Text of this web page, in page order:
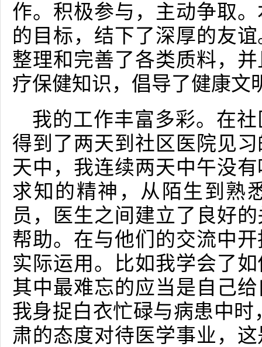
作。积极参与，主动争取
的目标，结下了深厚的友
整理和完善了各类质料，
疗保健知识，倡导了健康文
我的工作丰富多彩。在
得到了两天到社区医院见
天中，我连续两天中午没
求知的精神，从陌生到熟
员，医生之间建立了良好
帮助。在与他们的交流中
实际运用。比如我学会了
其中最难忘的应当是自己
我身捉白衣忙碌与病患中时
肃的态度对待医学事业，